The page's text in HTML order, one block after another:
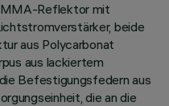
Reflektor mit
beide
aus Polycarbonat
aus lackiertem
Befestigungsfedern aus
die an die